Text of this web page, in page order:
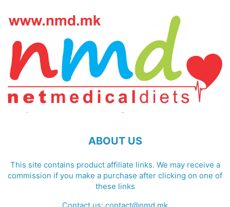
ABOUT US
This site contains product affiliate links. We may receive a
commission if you make a purchase after clicking on one of
these links